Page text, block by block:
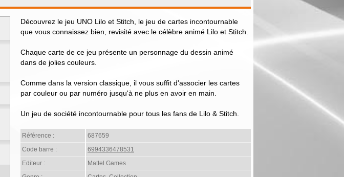
Découvrez le jeu UNO Lilo et Stitch, le jeu de cartes incontournable
que vous connaissez bien, revisité avec le célèbre animé Lilo et Stitch.
Chaque carte de ce jeu présente un personnage du dessin animé
dans de jolies couleurs.
Comme dans la version classique, il vous suffit d'associer les cartes
par couleur ou par numéro jusqu'à ne plus en avoir en main.
Un jeu de société incontournable pour tous les fans de Lilo & Stitch.
Référence :
687659
Code barre :
6994336478531
Editeur :
Mattel Games